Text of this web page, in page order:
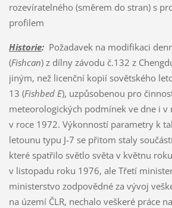
rozevíratelného (směrem do stran) s
profilem
Historie:Požadavek na modifikaci
(Fishcan) z dílny závodu č.132 z
jiným, než licenční kopií sovětského
13 (Fishbed E), uzpůsobenou pro
meteorologických podmínek ve dne i v
v roce 1972. Výkonností parametry k
letounu typu J-7 se přitom staly
které spatřilo světlo světa v květnu
v listopadu roku 1976, ale Třetí
ministerstvo zodpovědné za vývoj
na území ČLR, nechalo veškeré práce